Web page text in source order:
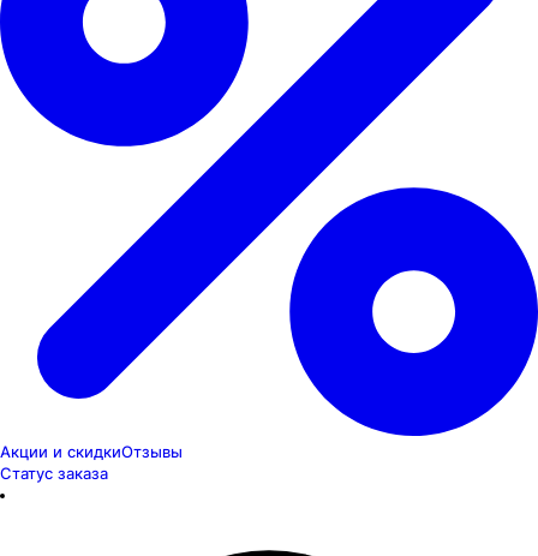
Акции и скидкиОтзывы
Статус заказа